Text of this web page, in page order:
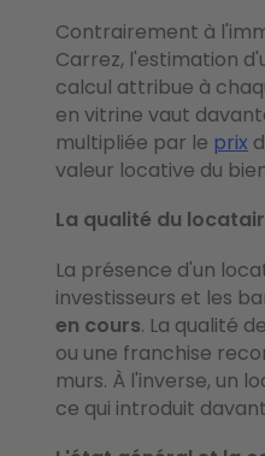
Contrairement à
Carrez, l'estimation
calcul attribue à
en vitrine vaut
multipliée par le prix
valeur locative du
La qualité du
La présence d'un
investisseurs et les
en cours. La qualité
ou une franchise
murs. À l'inverse, un
ce qui introduit